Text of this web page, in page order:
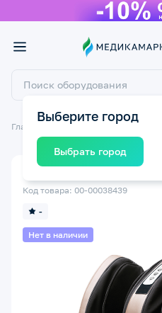
Выберите город
Выбрать город
Главная Массажное оборудование
Нет в наличии
-
Код товара: 00-00038439